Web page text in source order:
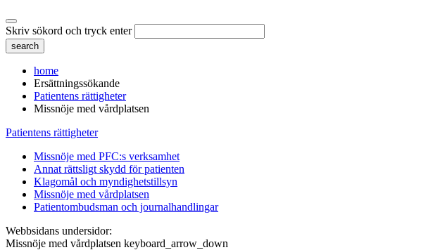
Skriv sökord och tryck enter
home
Ersättningssökande
Patientens rättigheter
Missnöje med vårdplatsen
Patientens rättigheter
Missnöje med PFC:s verksamhet
Annat rättsligt skydd för patienten
Klagomål och myndighetstillsyn
Missnöje med vårdplatsen
Patientombudsman och journalhandlingar
Webbsidans undersidor:
Missnöje med vårdplatsen keyboard_arrow_down